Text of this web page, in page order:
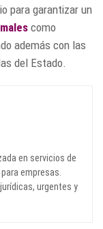
para garantizar un
como
además con las
del Estado.
en servicios de
empresas.
urgentes y